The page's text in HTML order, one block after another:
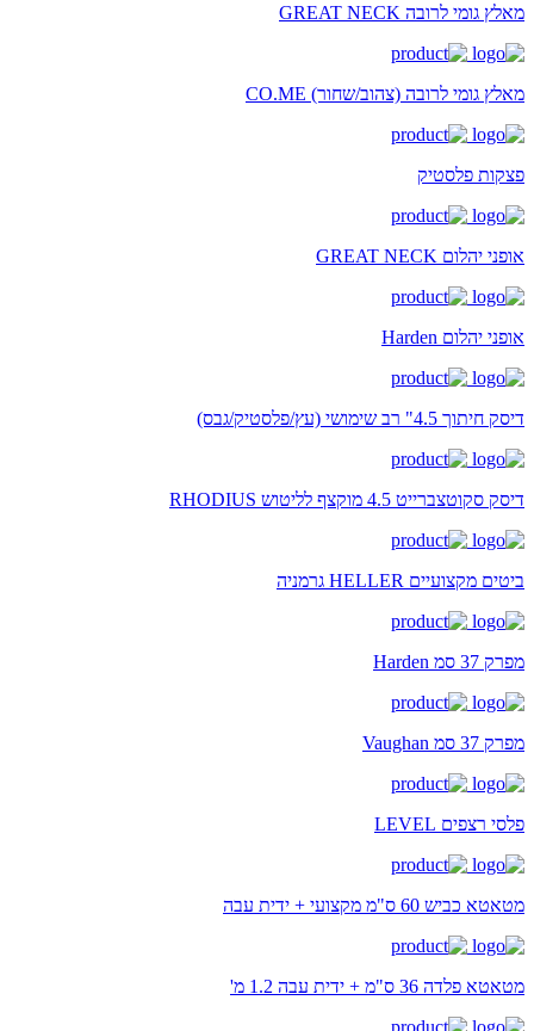
מאלץ גומי לרובה GREAT NECK
מאלץ גומי לרובה (צהוב/שחור) CO.ME
פצקות פלסטיק
אופני יהלום GREAT NECK
אופני יהלום Harden
דיסק חיתוך 4.5" רב שימושי (עץ/פלסטיק/גבס)
דיסק סקוטצברייט 4.5 מוקצף לליטוש RHODIUS
ביטים מקצועיים HELLER גרמניה
מפרק 37 סמ Harden
מפרק 37 סמ Vaughan
פלסי רצפים LEVEL
מטאטא כביש 60 ס"מ מקצועי + ידית עבה
מטאטא פלדה 36 ס"מ + ידית עבה 1.2 מ'